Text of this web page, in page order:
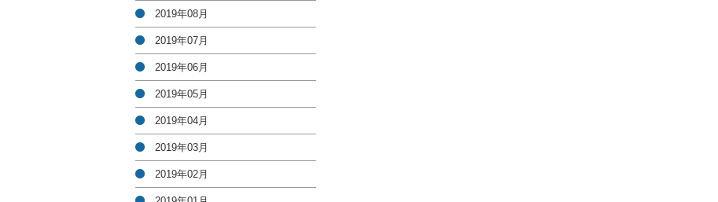
2019年08月
2019年07月
2019年06月
2019年05月
2019年04月
2019年03月
2019年02月